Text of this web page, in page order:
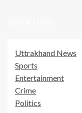
Uttrakhand News
Sports
Entertainment
Crime
Politics